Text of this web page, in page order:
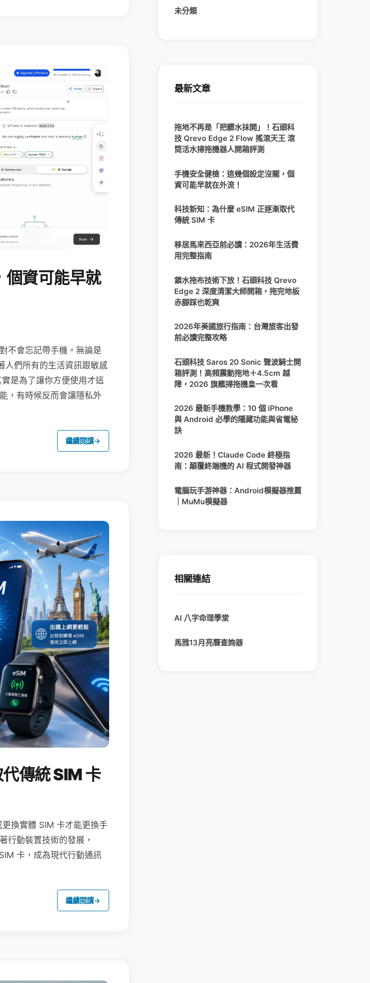
個資可能早就
不會忘記帶手機。無論是
人們所有的生活資訊跟敏感
是為了讓你方便使用才這
，有時候反而會讓隱私外
繼續閱讀→
傳統 SIM 卡
換實體 SIM 卡才能更換手
行動裝置技術的發展，
卡，成為現代行動通訊
繼續閱讀→
未分類
最新文章
拖地不再是「把髒水抹開」！石頭科
技 Qrevo Edge 2 Flow 搖滾天王 滾
筒活水掃拖機器人開箱評測
手機安全健檢：這幾個設定沒關，個
資可能早就在外流！
科技新知：為什麼 eSIM 正逐漸取代
傳統 SIM 卡
移居馬來西亞前必讀：2026年生活費
用完整指南
鎖水拖布技術下放！石頭科技 Qrevo
Edge 2 深度清潔大師開箱，拖完地板
赤腳踩也乾爽
2026年美國旅行指南：台灣旅客出發
前必讀完整攻略
石頭科技 Saros 20 Sonic 聲波騎士開
箱評測！高頻震動拖地＋4.5cm 越
障，2026 旗艦掃拖機皇一次看
2026 最新手機教學：10 個 iPhone
與 Android 必學的隱藏功能與省電秘
訣
2026 最新！Claude Code 終極指
南：顛覆終端機的 AI 程式開發神器
電腦玩手游神器：Android模擬器推薦
｜MuMu模擬器
相關連結
AI 八字命理學堂
馬雅13月亮曆查詢器